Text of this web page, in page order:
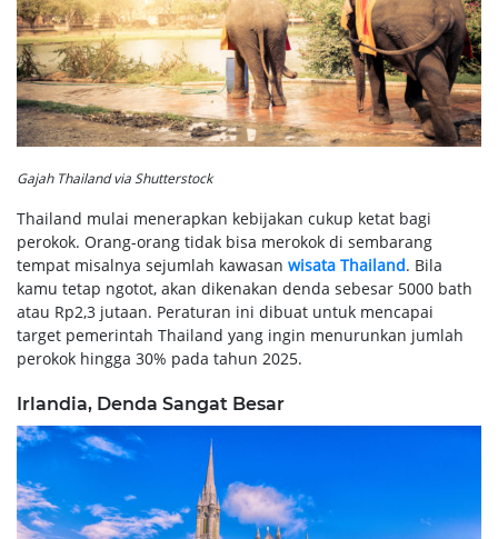
Gajah Thailand via Shutterstock
Thailand mulai menerapkan kebijakan cukup ketat bagi
perokok. Orang-orang tidak bisa merokok di sembarang
tempat misalnya sejumlah kawasan wisata Thailand. Bila
kamu tetap ngotot, akan dikenakan denda sebesar 5000 bath
atau Rp2,3 jutaan. Peraturan ini dibuat untuk mencapai
target pemerintah Thailand yang ingin menurunkan jumlah
perokok hingga 30% pada tahun 2025.
Irlandia, Denda Sangat Besar